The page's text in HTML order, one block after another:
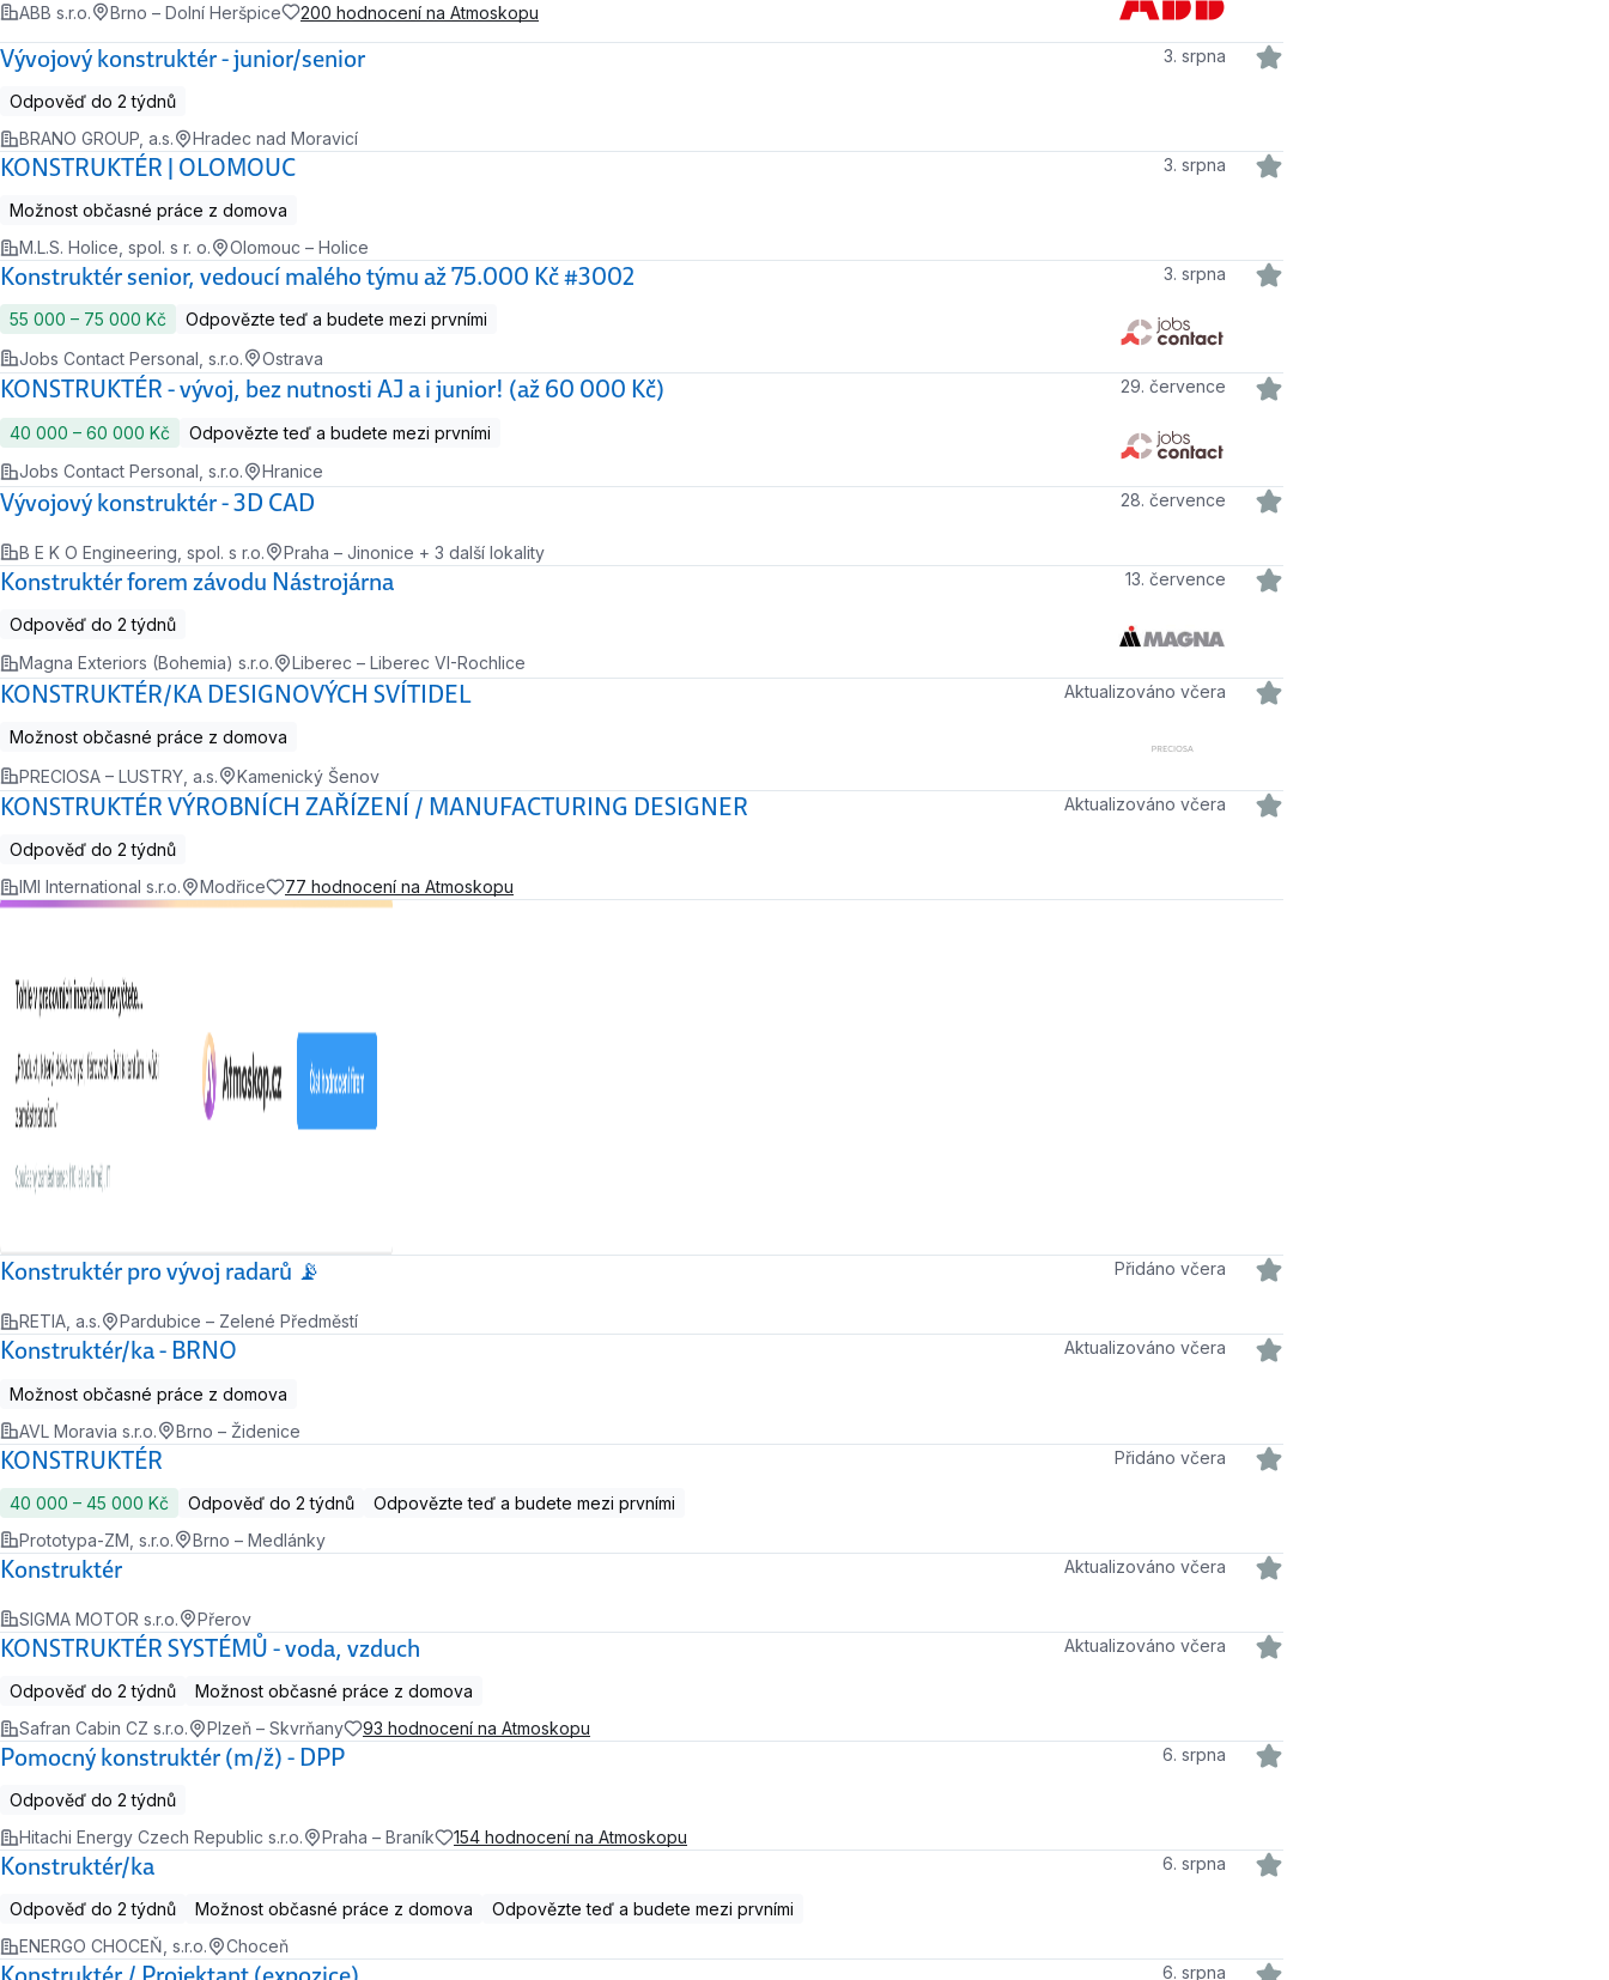
ABB s.r.o. Brno – Dolní Heršpice 200 hodnocení na Atmoskopu
Vývojový konstruktér - junior/senior 3. srpna
Odpověď do 2 týdnů
BRANO GROUP, a.s.
Hradec nad Moravicí
KONSTRUKTÉR | OLOMOUC 3. srpna
Možnost občasné práce z domova
M.L.S. Holice, spol. s r. o.
Olomouc – Holice
Konstruktér senior, vedoucí malého týmu až 75.000 Kč #3002 3. srpna
55 000 ‍–‍ 75 000 Kč
Odpovězte teď a budete mezi prvními
Jobs Contact Personal, s.r.o.
Ostrava
KONSTRUKTÉR - vývoj, bez nutnosti AJ a i junior! (až 60 000 Kč) 29. července
40 000 ‍–‍ 60 000 Kč
Odpovězte teď a budete mezi prvními
Jobs Contact Personal, s.r.o.
Hranice
Vývojový konstruktér - 3D CAD 28. července
B E K O Engineering, spol. s r.o. Praha – Jinonice + 3 další lokality
Konstruktér forem závodu Nástrojárna 13. července
Odpověď do 2 týdnů
Magna Exteriors (Bohemia) s.r.o.
Liberec – Liberec VI-Rochlice
KONSTRUKTÉR/KA DESIGNOVÝCH SVÍTIDEL Aktualizováno včera
Možnost občasné práce z domova
PRECIOSA – LUSTRY, a.s.
Kamenický Šenov
KONSTRUKTÉR VÝROBNÍCH ZAŘÍZENÍ / MANUFACTURING DESIGNER Aktualizováno včera
Odpověď do 2 týdnů
IMI International s.r.o.
Modřice 77 hodnocení na Atmoskopu
Konstruktér pro vývoj radarů 📡 Přidáno včera
RETIA, a.s. Pardubice – Zelené Předměstí
Konstruktér/ka - BRNO Aktualizováno včera
Možnost občasné práce z domova
AVL Moravia s.r.o.
Brno – Židenice
KONSTRUKTÉR Přidáno včera
40 000 ‍–‍ 45 000 Kč Odpověď do 2 týdnů
Odpovězte teď a budete mezi prvními
Prototypa-ZM, s.r.o.
Brno – Medlánky
Konstruktér Aktualizováno včera
SIGMA MOTOR s.r.o. Přerov
KONSTRUKTÉR SYSTÉMŮ - voda, vzduch Aktualizováno včera
Odpověď do 2 týdnů
Možnost občasné práce z domova
Safran Cabin CZ s.r.o.
Plzeň – Skvrňany 93 hodnocení na Atmoskopu
Pomocný konstruktér (m/ž) - DPP 6. srpna
Odpověď do 2 týdnů
Hitachi Energy Czech Republic s.r.o.
Praha – Braník 154 hodnocení na Atmoskopu
Konstruktér/ka 6. srpna
Odpověď do 2 týdnů Možnost občasné práce z domova
Odpovězte teď a budete mezi prvními
ENERGO CHOCEŇ, s.r.o.
Choceň
6. srpna